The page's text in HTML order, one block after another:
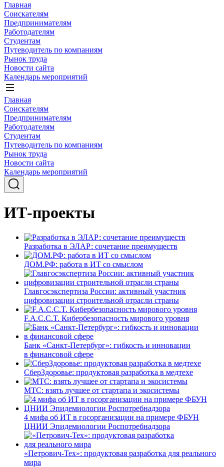
Главная
Соискателям
Предпринимателям
Работодателям
Студентам
Путеводитель по компаниям
Рынок труда
Новости сайта
Календарь мероприятий
Главная
Соискателям
Предпринимателям
Работодателям
Студентам
Путеводитель по компаниям
Рынок труда
Новости сайта
Календарь мероприятий
ИТ-проекты
Разработка в ЭЛАР: сочетание преимуществ
ДОМ.РФ: работа в ИТ со смыслом
Главгосэкспертиза России: активный участник
цифровизации строительной отрасли страны
F.A.C.C.T. Кибербезопасность мирового уровня
Банк «Санкт-Петербург»: гибкость и инновации
в финансовой сфере
СберЗдоровье: продуктовая разработка в медтехе
МТС: взять лучшее от стартапа и экосистемы
4 мифа об ИТ в госорганизации на примере ФБУН
ЦНИИ Эпидемиологии Роспотребнадзора
«Петрович-Тех»: продуктовая разработка для реального
мира